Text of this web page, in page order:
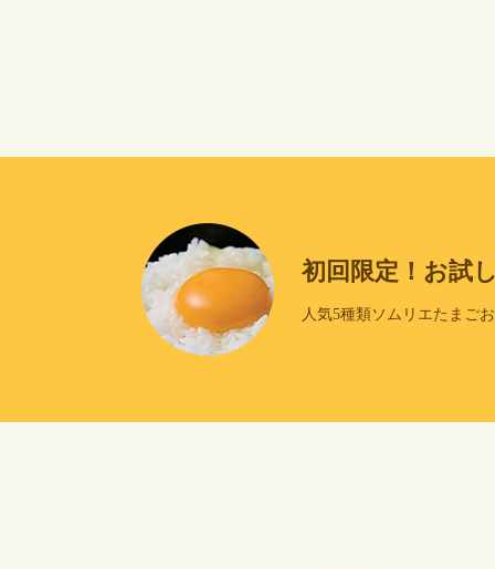
初回限定！お試
人気5種類ソムリエたまご